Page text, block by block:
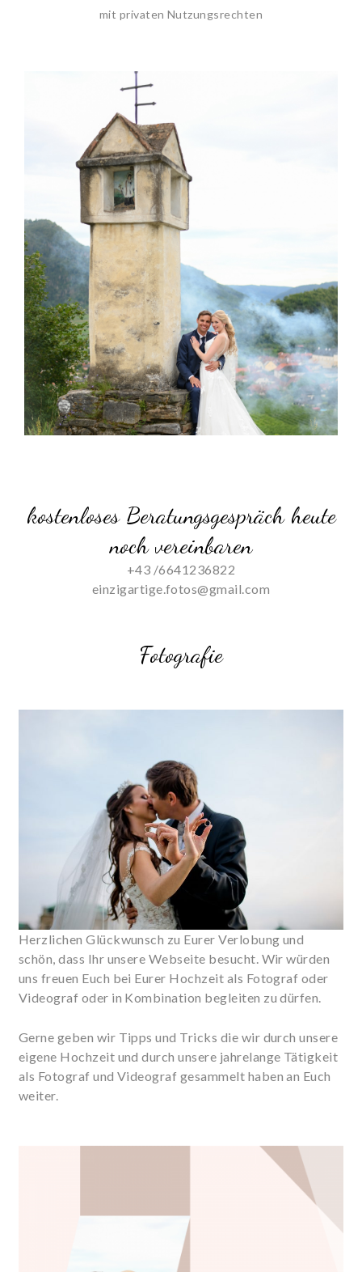
mit privaten Nutzungsrechten
kostenloses Beratungsgespräch heute
noch vereinbaren
+43 /6641236822
einzigartige.fotos@gmail.com
Fotografie
Herzlichen Glückwunsch zu Eurer Verlobung und
schön, dass Ihr unsere Webseite besucht. Wir würden
uns freuen Euch bei Eurer Hochzeit als Fotograf oder
Videograf oder in Kombination begleiten zu dürfen.
Gerne geben wir Tipps und Tricks die wir durch unsere
eigene Hochzeit und durch unsere jahrelange Tätigkeit
als Fotograf und Videograf gesammelt haben an Euch
weiter.